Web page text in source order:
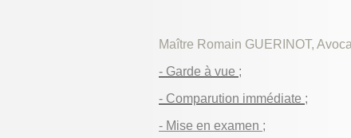
Maître Romain GUERINOT,
- Garde à vue ;
- Comparution immédiate ;
- Mise en examen ;